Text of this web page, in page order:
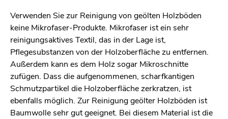
Verwenden Sie zur Reinigung von geölten Holzböden
keine Mikrofaser-Produkte. Mikrofaser ist ein sehr
reinigungsaktives Textil, das in der Lage ist,
Pflegesubstanzen von der Holzoberfläche zu entfernen.
Außerdem kann es dem Holz sogar Mikroschnitte
zufügen. Dass die aufgenommenen, scharfkantigen
Schmutzpartikel die Holzoberfläche zerkratzen, ist
ebenfalls möglich. Zur Reinigung geölter Holzböden ist
Baumwolle sehr gut geeignet. Bei diesem Material ist die